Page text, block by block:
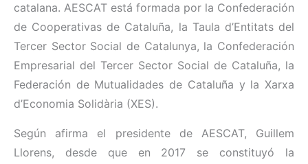
catalana. AESCAT está formada por la Confederación
de Cooperativas de Cataluña, la Taula d’Entitats del
Tercer Sector Social de Catalunya, la Confederación
Empresarial del Tercer Sector Social de Cataluña, la
Federación de Mutualidades de Cataluña y la Xarxa
d’Economia Solidària (XES).
Según afirma el presidente de AESCAT, Guillem
Llorens, desde que en 2017 se constituyó la